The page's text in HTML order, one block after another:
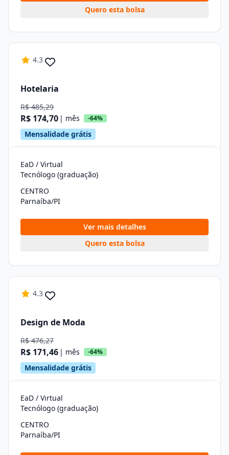
Quero esta bolsa
4.3
Hotelaria
R$ 485,29
R$ 174,70 | mês -64%
Mensalidade grátis
EaD / Virtual
Tecnólogo (graduação)
CENTRO
Parnaíba/PI
Ver mais detalhes
Quero esta bolsa
4.3
Design de Moda
R$ 476,27
R$ 171,46 | mês -64%
Mensalidade grátis
EaD / Virtual
Tecnólogo (graduação)
CENTRO
Parnaíba/PI